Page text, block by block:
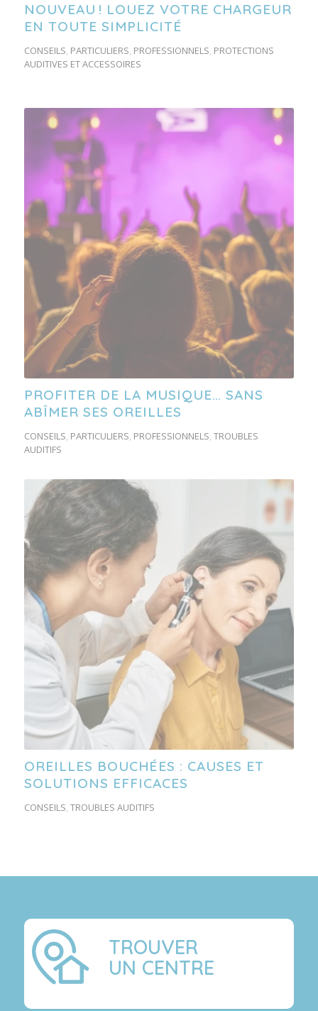
NOUVEAU ! LOUEZ VOTRE CHARGEUR
EN TOUTE SIMPLICITÉ
CONSEILS, PARTICULIERS, PROFESSIONNELS, PROTECTIONS
AUDITIVES ET ACCESSOIRES
PROFITER DE LA MUSIQUE… SANS
ABÎMER SES OREILLES
CONSEILS, PARTICULIERS, PROFESSIONNELS, TROUBLES
AUDITIFS
OREILLES BOUCHÉES : CAUSES ET
SOLUTIONS EFFICACES
CONSEILS, TROUBLES AUDITIFS
TROUVER
UN CENTRE